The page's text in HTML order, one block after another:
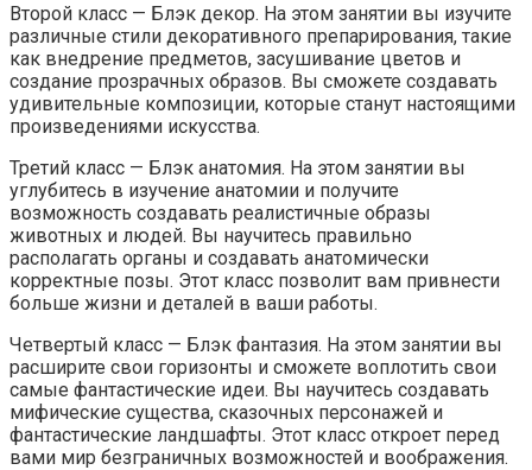
Второй класс — Блэк декор. На этом занятии вы изучите
различные стили декоративного препарирования, такие
как внедрение предметов, засушивание цветов и
создание прозрачных образов. Вы сможете создавать
удивительные композиции, которые станут настоящими
произведениями искусства.
Третий класс — Блэк анатомия. На этом занятии вы
углубитесь в изучение анатомии и получите
возможность создавать реалистичные образы
животных и людей. Вы научитесь правильно
располагать органы и создавать анатомически
корректные позы. Этот класс позволит вам привнести
больше жизни и деталей в ваши работы.
Четвертый класс — Блэк фантазия. На этом занятии вы
расширите свои горизонты и сможете воплотить свои
самые фантастические идеи. Вы научитесь создавать
мифические существа, сказочных персонажей и
фантастические ландшафты. Этот класс откроет перед
вами мир безграничных возможностей и воображения.